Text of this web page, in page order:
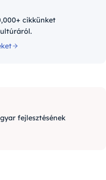
cikkünket
fejlesztésének